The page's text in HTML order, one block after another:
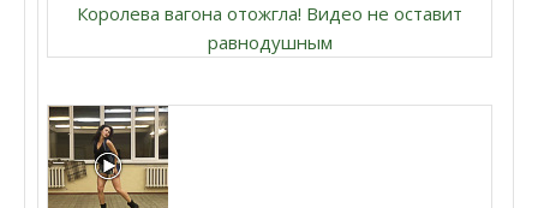
Королева вагона отожгла! Видео не оставит
равнодушным